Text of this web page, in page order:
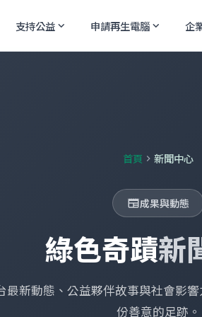
支持公益expand_more 申請再生電腦expand_more 企
首頁 chevron_right 新聞中心
newspaper成果與動態
綠色奇蹟新
最新動態、公益夥伴故事與社會影
份善意的足跡。